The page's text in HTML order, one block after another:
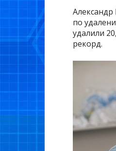
по
удалили
рекорд.